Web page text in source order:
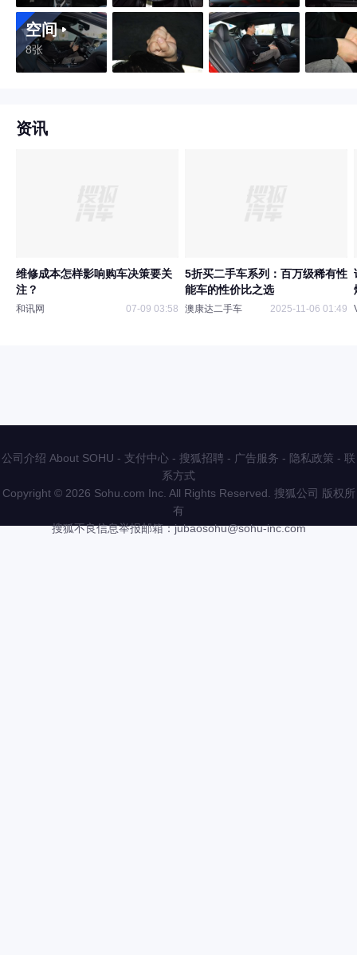
空间
8张
资讯
维修成本怎样影响购车决策要关
注？
和讯网 07-09 03:58
5折买二手车系列：百万级稀有性
能车的性价比之选
澳康达二手车 2025-11-06 01:49
公司介绍 About SOHU - 支付中心 - 搜狐招聘 - 广告服务 - 隐私政策 - 联
系方式
Copyright © 2026 Sohu.com Inc. All Rights Reserved. 搜狐公司 版权所
有
搜狐不良信息举报邮箱：jubaosohu@sohu-inc.com